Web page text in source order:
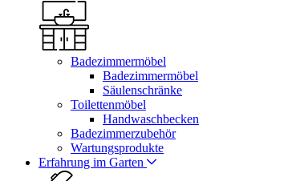
Badezimmermöbel
Badezimmermöbel
Säulenschränke
Toilettenmöbel
Handwaschbecken
Badezimmerzubehör
Wartungsprodukte
Erfahrung im Garten